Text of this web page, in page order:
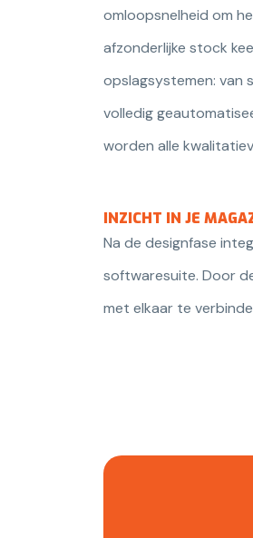
omloopsnelheid om
afzonderlijke stock
opslagsystemen: van
volledig
worden alle
INZICHT IN JE
Na de designfase
softwaresuite. Door
met elkaar te